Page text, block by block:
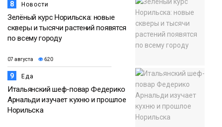
8 Новости
Зелёный курс Норильска: новые
скверы и тысячи растений появятся
по всему городу
07 августа 620
9 Еда
Итальянский шеф-повар Федерико
Арнальди изучает кухню и прошлое
Норильска